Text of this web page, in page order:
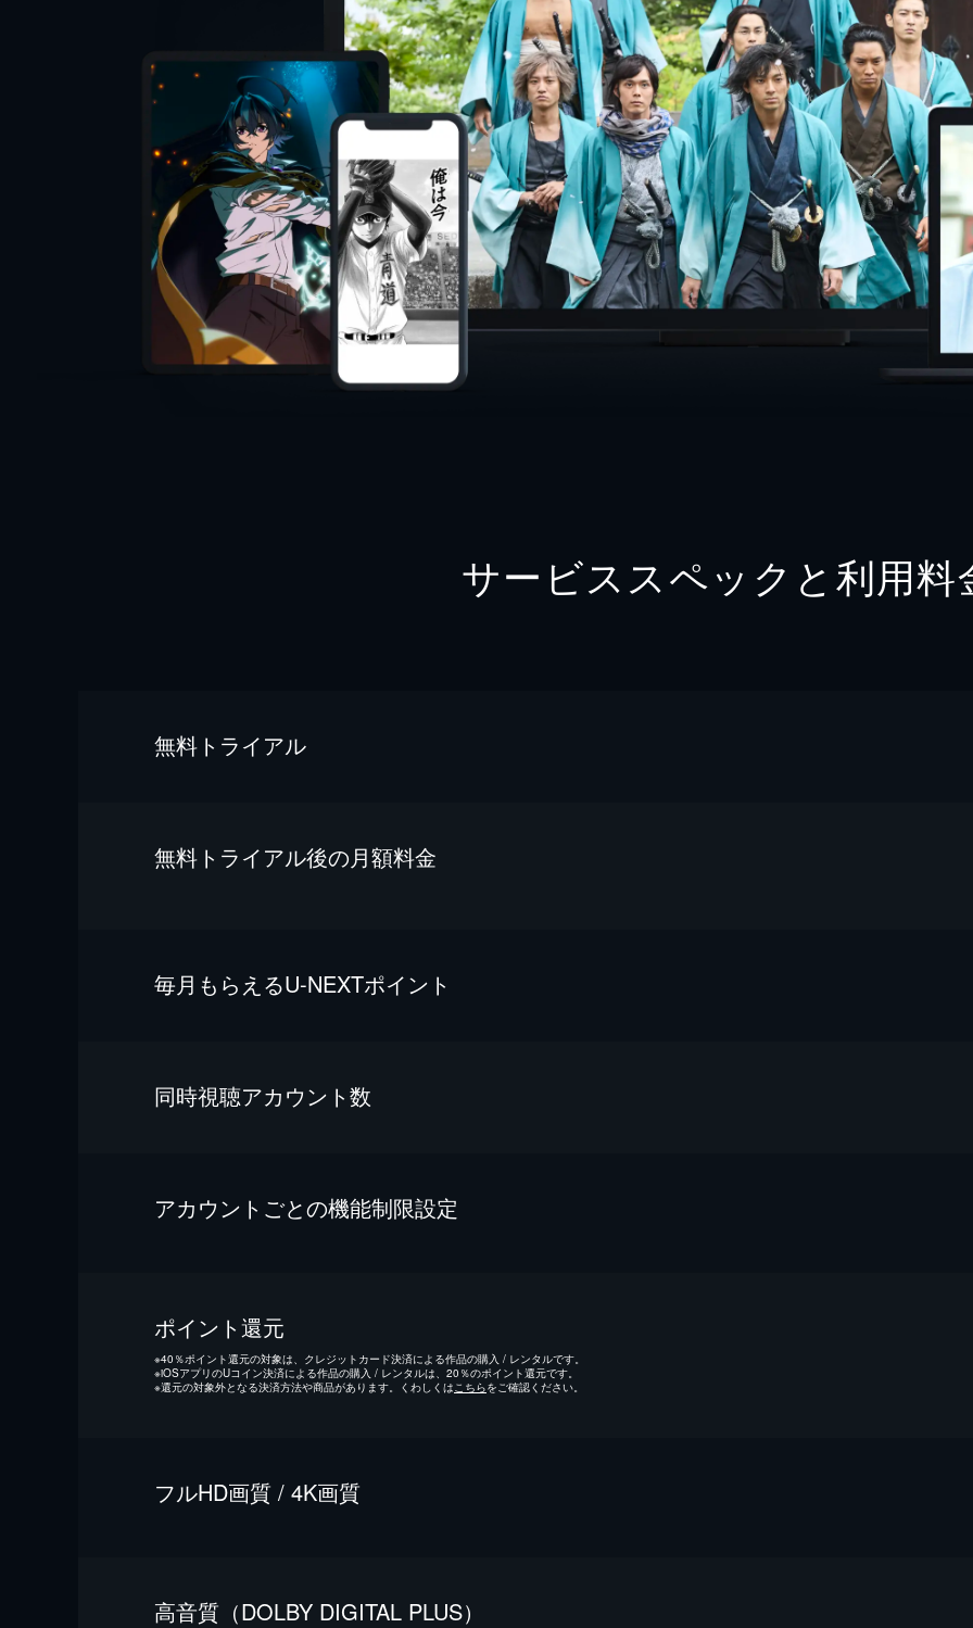
サービススペックと利用料
無料トライアル
無料トライアル後の⽉額料金
毎⽉もらえるU-NEXTポイント
同時視聴アカウント数
アカウントごとの機能制限設定
ポイント還元
※40％ポイント還元の対象は、クレジットカード決済による作品の購入 / レンタルです。
※iOSアプリのUコイン決済による作品の購入 / レンタルは、20％のポイント還元です。
※還元の対象外となる決済方法や商品があります。くわしくは こちらをご確認ください。
フルHD画質 / 4K画質
⾼⾳質（DOLBY DIGITAL PLUS）